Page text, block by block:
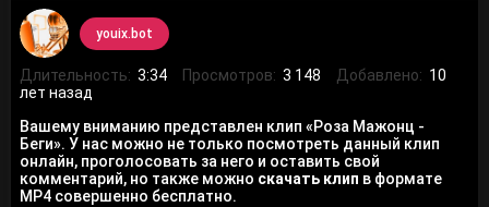
youix.bot
Длительность: 3:34 Просмотров: 3 148 Добавлено: 10
лет назад
Вашему вниманию представлен клип «Роза Мажонц -
Беги». У нас можно не только посмотреть данный клип
онлайн, проголосовать за него и оставить свой
комментарий, но также можно скачать клип в формате
MP4 совершенно бесплатно.